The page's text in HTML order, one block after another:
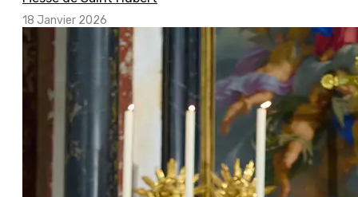
18 Janvier 2026